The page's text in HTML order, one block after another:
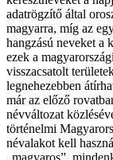
adatrögzítő által
magyarra, míg az
hangzású neveket a
ezek a
visszacsatolt
legnehezebben
már az előző
névváltozat
történelmi
névalakot kell
„magyaros”,